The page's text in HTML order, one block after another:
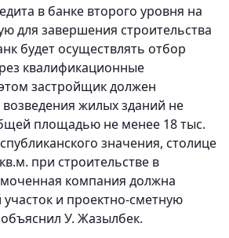
в банке второго уровня на
для завершения строительства
будет осуществлять отбор
квалификационные
застройщик должен
жилых зданий не
площадью не менее 18 тыс.
значения, столице
при строительстве в
компания должна
и проектно-сметную
У. Жазылбек.